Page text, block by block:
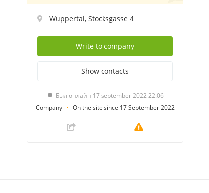
Wuppertal, Stocksgasse 4
Write to company
Show contacts
Был онлайн 17 september 2022 22:06
Company
On the site since 17 September 2022